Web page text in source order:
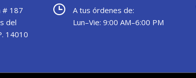
# 187
del
14010
A tus órdenes de:
Lun–Vie: 9:00 AM–6:00 PM